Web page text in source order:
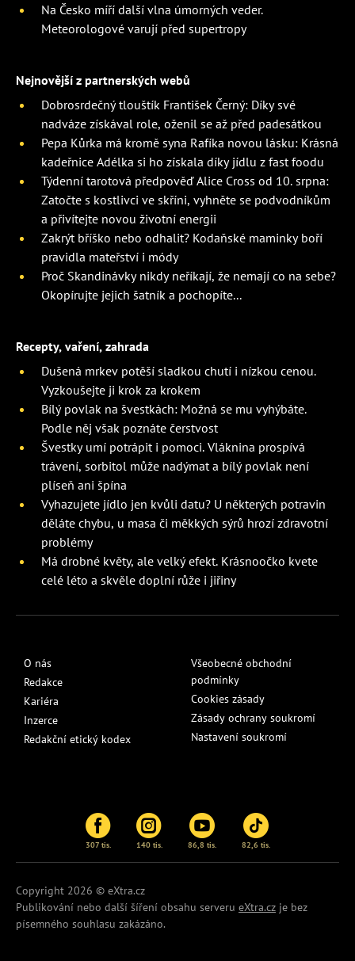
Na Česko míří další vlna úmorných veder.
Meteorologové varují před supertropy
Nejnovější z partnerských webů
Dobrosrdečný tlouštík František Černý: Díky své
nadváze získával role, oženil se až před padesátkou
Pepa Kůrka má kromě syna Rafíka novou lásku: Krásná
kadeřnice Adélka si ho získala díky jídlu z fast foodu
Týdenní tarotová předpověď Alice Cross od 10. srpna:
Zatočte s kostlivci ve skříni, vyhněte se podvodníkům
a přivítejte novou životní energii
Zakrýt bříško nebo odhalit? Kodaňské maminky boří
pravidla mateřství i módy
Proč Skandinávky nikdy neříkají, že nemají co na sebe?
Okopírujte jejich šatník a pochopíte...
Recepty, vaření, zahrada
Dušená mrkev potěší sladkou chutí i nízkou cenou.
Vyzkoušejte ji krok za krokem
Bílý povlak na švestkách: Možná se mu vyhýbáte.
Podle něj však poznáte čerstvost
Švestky umí potrápit i pomoci. Vláknina prospívá
trávení, sorbitol může nadýmat a bílý povlak není
plíseň ani špína
Vyhazujete jídlo jen kvůli datu? U některých potravin
děláte chybu, u masa či měkkých sýrů hrozí zdravotní
problémy
Má drobné květy, ale velký efekt. Krásnoočko kvete
celé léto a skvěle doplní růže i jiřiny
O nás
Redakce
Kariéra
Inzerce
Redakční etický kodex
Všeobecné obchodní
podmínky
Cookies zásady
Zásady ochrany soukromí
Nastavení soukromí
307 tis. 140 tis. 86,8 tis. 82,6 tis.
Copyright 2026 © eXtra.cz
Publikování nebo další šíření obsahu serveru eXtra.cz je bez
písemného souhlasu zakázáno.